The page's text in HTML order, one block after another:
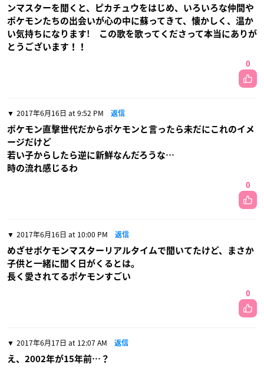
ンマスターを聞くと、ピカチュウをはじめ、いろいろな仲間や
ポケモンたちの出会いが心の中に蘇ってきて、懐かしく、温か
い気持ちになります! この歌を歌ってくださって本当にありが
とうございます！！
0
2017年6月16日 at 9:52 PM 返信
ポケモン直撃世代だからポケモンと言ったら未だにこれのイメ
ージだけど
若い子からしたら逆に新鮮なんだろうな…
時の流れ感じるわ
0
2017年6月16日 at 10:00 PM 返信
めざせポケモンマスターリアルタイムで聞いてたけど、まさか
子供と一緒に聞く日がくるとは。
長く愛されてるポケモンすごい
0
2017年6月17日 at 12:07 AM 返信
え、2002年が15年前…？